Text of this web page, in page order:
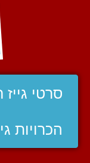
סרטי גייז
הכרויות